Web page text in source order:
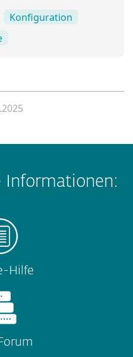
Konfiguration
Informationen:
Hilfe